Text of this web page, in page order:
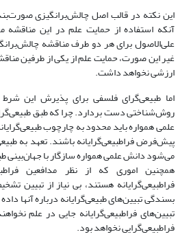
این نکته در قالب اصل چالش‌برانگیزی
آنکه استفاده از حمایت علم در این مناقشه
علی‌الاصول برای هر دو طرف مناقشه
غیر این صورت، حمایت علم از یکی از طرفین
ارزشی نخواهد داشت.
اما ‌طبیعی‌گرای فلسفی برای پذیرش این شرط
روش‌شناختی دست بردارد. چرا که طبق
علمی همواره باید محدود به چارچوب
پیش‌فرض فرا‌طبیعی‌گرایانه باشند. تعهد به
می‌شود دانش علمی همواره سازگار با ‌‌جهان‌بینی
همچنین اموری که از نظر مدافعین
فرا‌طبیعی‌گرایانه هستند، بی نیاز از تبیین
بسندگی تبیین‌‌های ‌طبیعی‌گرایانه درباره آنها
تبیین‌‌های فرا‌طبیعی‌گرایانه جایی در علم
فرا‌طبیعی‌گرایی نخواهد بود.